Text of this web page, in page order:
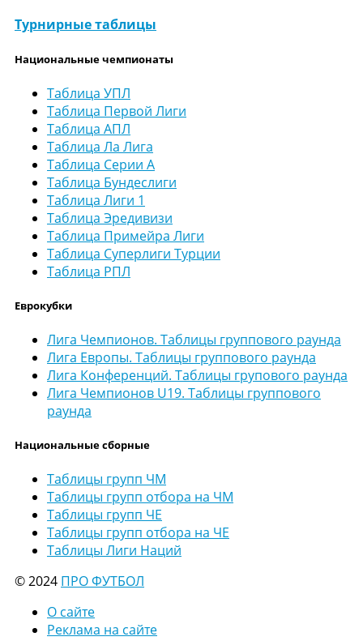
Турнирные таблицы
Национальные чемпионаты
Таблица УПЛ
Таблица Первой Лиги
Таблица АПЛ
Таблица Ла Лига
Таблица Серии А
Таблица Бундеслиги
Таблица Лиги 1
Таблица Эредивизи
Таблица Примейра Лиги
Таблица Суперлиги Турции
Таблица РПЛ
Еврокубки
Лига Чемпионов. Таблицы группового раунда
Лига Европы. Таблицы группового раунда
Лига Конференций. Таблицы групового раунда
Лига Чемпионов U19. Таблицы группового
раунда
Национальные сборные
Таблицы групп ЧМ
Таблицы групп отбора на ЧМ
Таблицы групп ЧЕ
Таблицы групп отбора на ЧЕ
Таблицы Лиги Наций
© 2024 ПРО ФУТБОЛ
О сайте
Реклама на сайте